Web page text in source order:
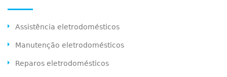
Assistência eletrodomésticos
Manutenção eletrodomésticos
Reparos eletrodomésticos